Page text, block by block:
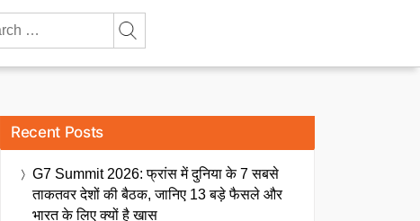
Recent Posts
G7 Summit 2026: फ्रांस में दुनिया के 7 सबसे
ताकतवर देशों की बैठक, जानिए 13 बड़े फैसले और
भारत के लिए क्यों है खास